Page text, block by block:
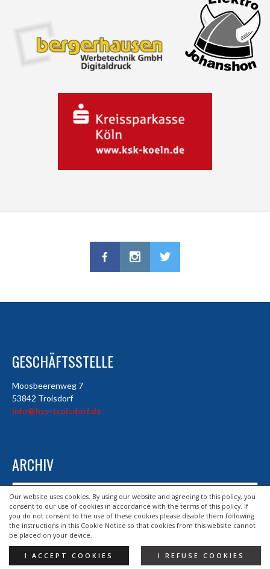
Our website uses cookies. By using our website and agreeing to this policy, you
consent to our use of cookies in accordance with the terms of this policy. If
you do not consent to the use of these cookies please disable them following
the instructions in this Cookie Notice so that cookies from this website cannot
be placed on your device.
I ACCEPT COOKIES I REFUSE COOKIES
GESCHÄFTSSTELLE
Moosbeerenweg 7
53842 Troisdorf
info@hsv-troisdorf.de
ARCHIV
Archiv
© 2026 HSV TROISDORF E.V.
DESIGND BY HSV TROISDORF E.V.